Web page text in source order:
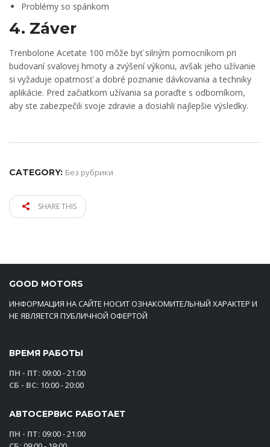
Problémy so spánkom
4. Záver
Trenbolone Acetate 100 môže byť silným pomocníkom pri
budovaní svalovej hmoty a zvýšení výkonu, avšak jeho užívanie
si vyžaduje opatrnosť a dobré poznanie dávkovania a techniky
aplikácie. Pred začiatkom užívania sa poraďte s odborníkom,
aby ste zabezpečili svoje zdravie a dosiahli najlepšie výsledky.
CATEGORY: Без рубрики
SHARE THIS
GOOD MOTORS
ИНФОРМАЦИЯ НА САЙТЕ НОСИТ ОЗНАКОМИТЕЛЬНЫЙ ХАРАКТЕР И
НЕ ЯВЛЯЕТСЯ ПУБЛИЧНОЙ ОФЕРТОЙ
ВРЕМЯ РАБОТЫ
ПН - ПТ: 09:00 - 21:00
СБ - ВС: 10:00 - 20:00
АВТОСЕРВИС РАБОТАЕТ
ПН - ПТ: 09:00 - 21:00